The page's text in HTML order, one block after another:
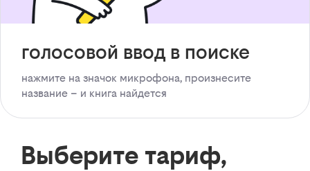
голосовой ввод в поиске
нажмите на значок микрофона, произнесите
название – и книга найдется
Выберите тариф,